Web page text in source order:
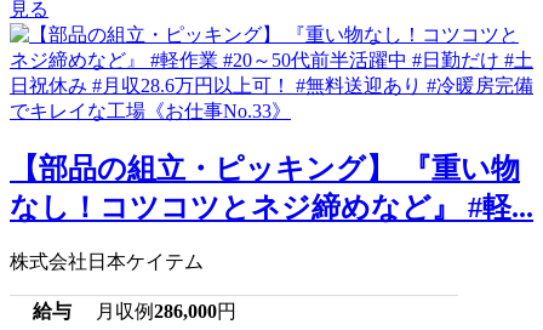
見る
【部品の組立・ピッキング】 『重い物
なし！コツコツとネジ締めなど』 #軽...
株式会社日本ケイテム
給与 月収例286,000円